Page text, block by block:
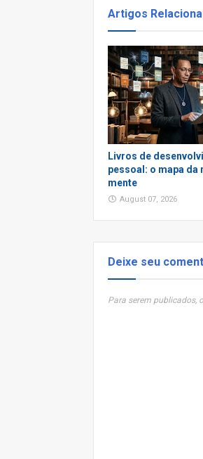
Artigos
Livros de
pessoal: o mapa da
mente
August 07, 2026
Deixe seu
Para serem publicados,